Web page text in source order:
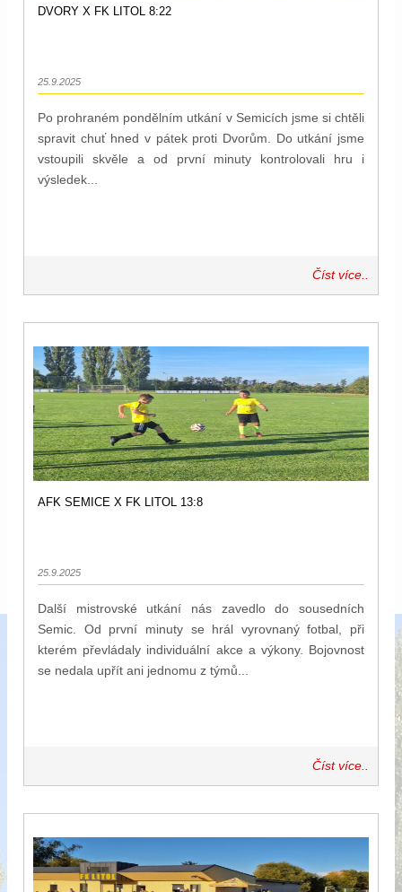
DVORY X FK LITOL 8:22
25.9.2025
Po prohraném pondělním utkání v Semicích jsme si chtěli
spravit chuť hned v pátek proti Dvorům. Do utkání jsme
vstoupili skvěle a od první minuty kontrolovali hru i
výsledek...
Číst více..
AFK SEMICE X FK LITOL 13:8
25.9.2025
Další mistrovské utkání nás zavedlo do sousedních
Semic. Od první minuty se hrál vyrovnaný fotbal, při
kterém převládaly individuální akce a výkony. Bojovnost
se nedala upřít ani jednomu z týmů...
Číst více..